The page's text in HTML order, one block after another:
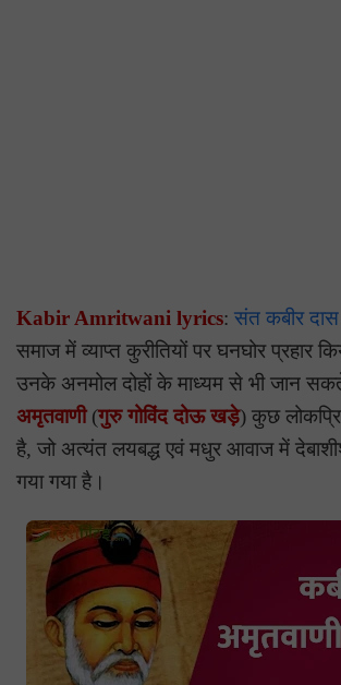
Kabir Amritwani lyrics: संत कबीर
समाज में व्याप्त कुरीतियों पर घनघोर प्रहार
उनके अनमोल दोहों के माध्यम से भी जान
अमृतवाणी(गुरु गोविंद दोऊ खड़े) कुछ
है, जो अत्यंत लयबद्ध एवं मधुर आवाज में देबाशीश
गया गया है।